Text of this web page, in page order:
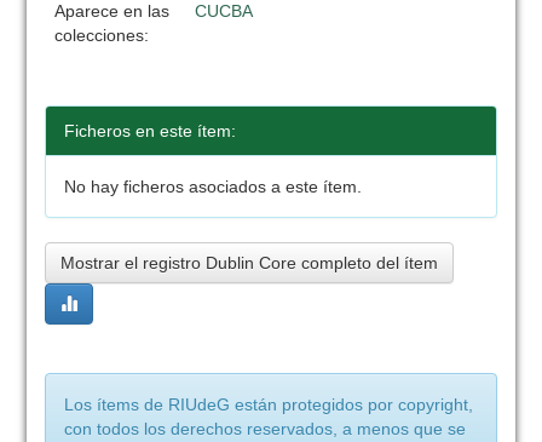
Aparece en las
colecciones:
CUCBA
Ficheros en este ítem:
No hay ficheros asociados a este ítem.
Mostrar el registro Dublin Core completo del ítem
Los ítems de RIUdeG están protegidos por copyright,
con todos los derechos reservados, a menos que se